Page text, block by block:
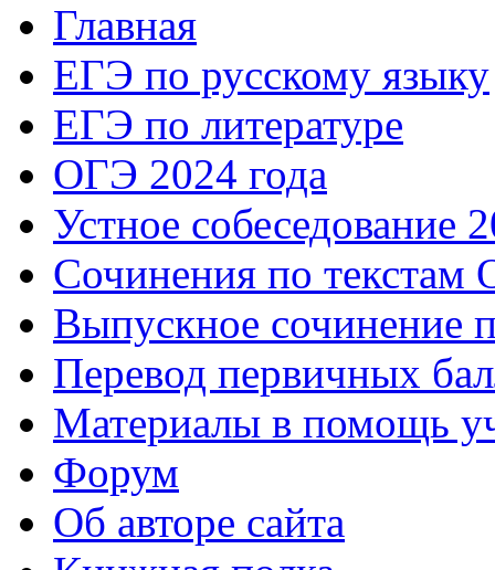
Главная
ЕГЭ по русскому языку
ЕГЭ по литературе
ОГЭ 2024 года
Устное собеседование
Сочинения по текстам
Выпускное сочинение
Перевод первичных
Материалы в помощь
Форум
Об авторе сайта